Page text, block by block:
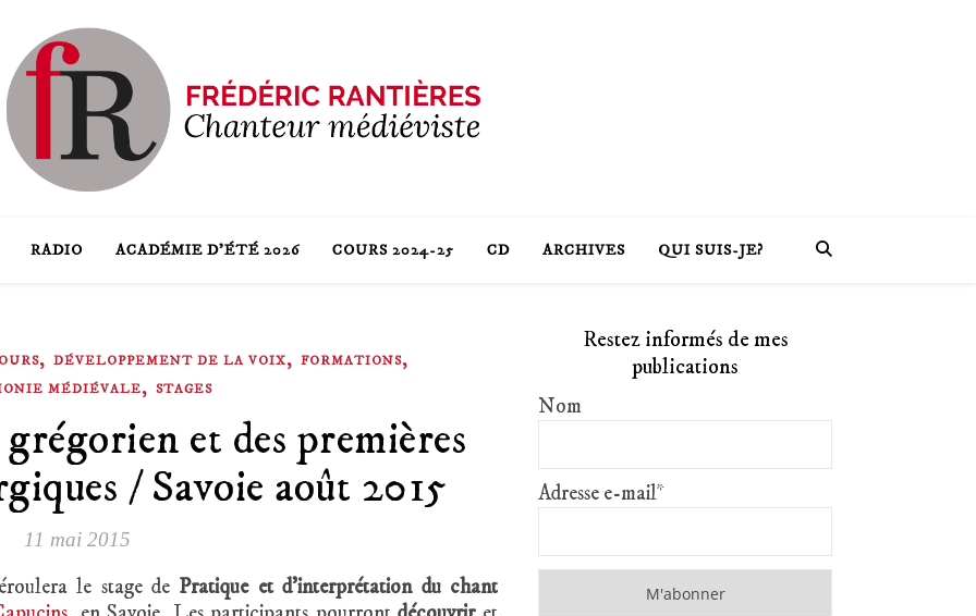
RADIO ACADÉMIE D’ÉTÉ 2026 COURS 2024-25 CD ARCHIVES QUI SUIS-JE?
, DÉVELOPPEMENT DE LA VOIX, FORMATIONS,
MÉDIÉVALE, STAGES
et des premières
/ Savoie août 2015
11 mai 2015
le stage de Pratique et d’interprétation du chant
Restez informés de mes
publications
Nom
Adresse e-mail*